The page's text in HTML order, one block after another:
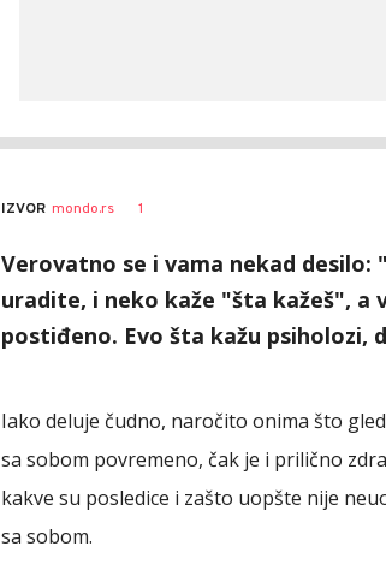
IZVOR mondo.rs 1
Verovatno se i vama nekad
uradite, i neko kaže "šta kažeš",
postiđeno. Evo šta kažu psiholozi,
Iako deluje čudno, naročito onima što
sa sobom povremeno, čak je i prilično
kakve su posledice i zašto uopšte nije
sa sobom.